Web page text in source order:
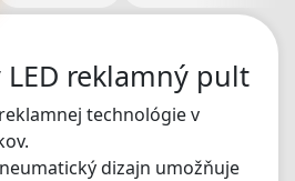
reklamný pult
technológie v
dizajn umožňuje